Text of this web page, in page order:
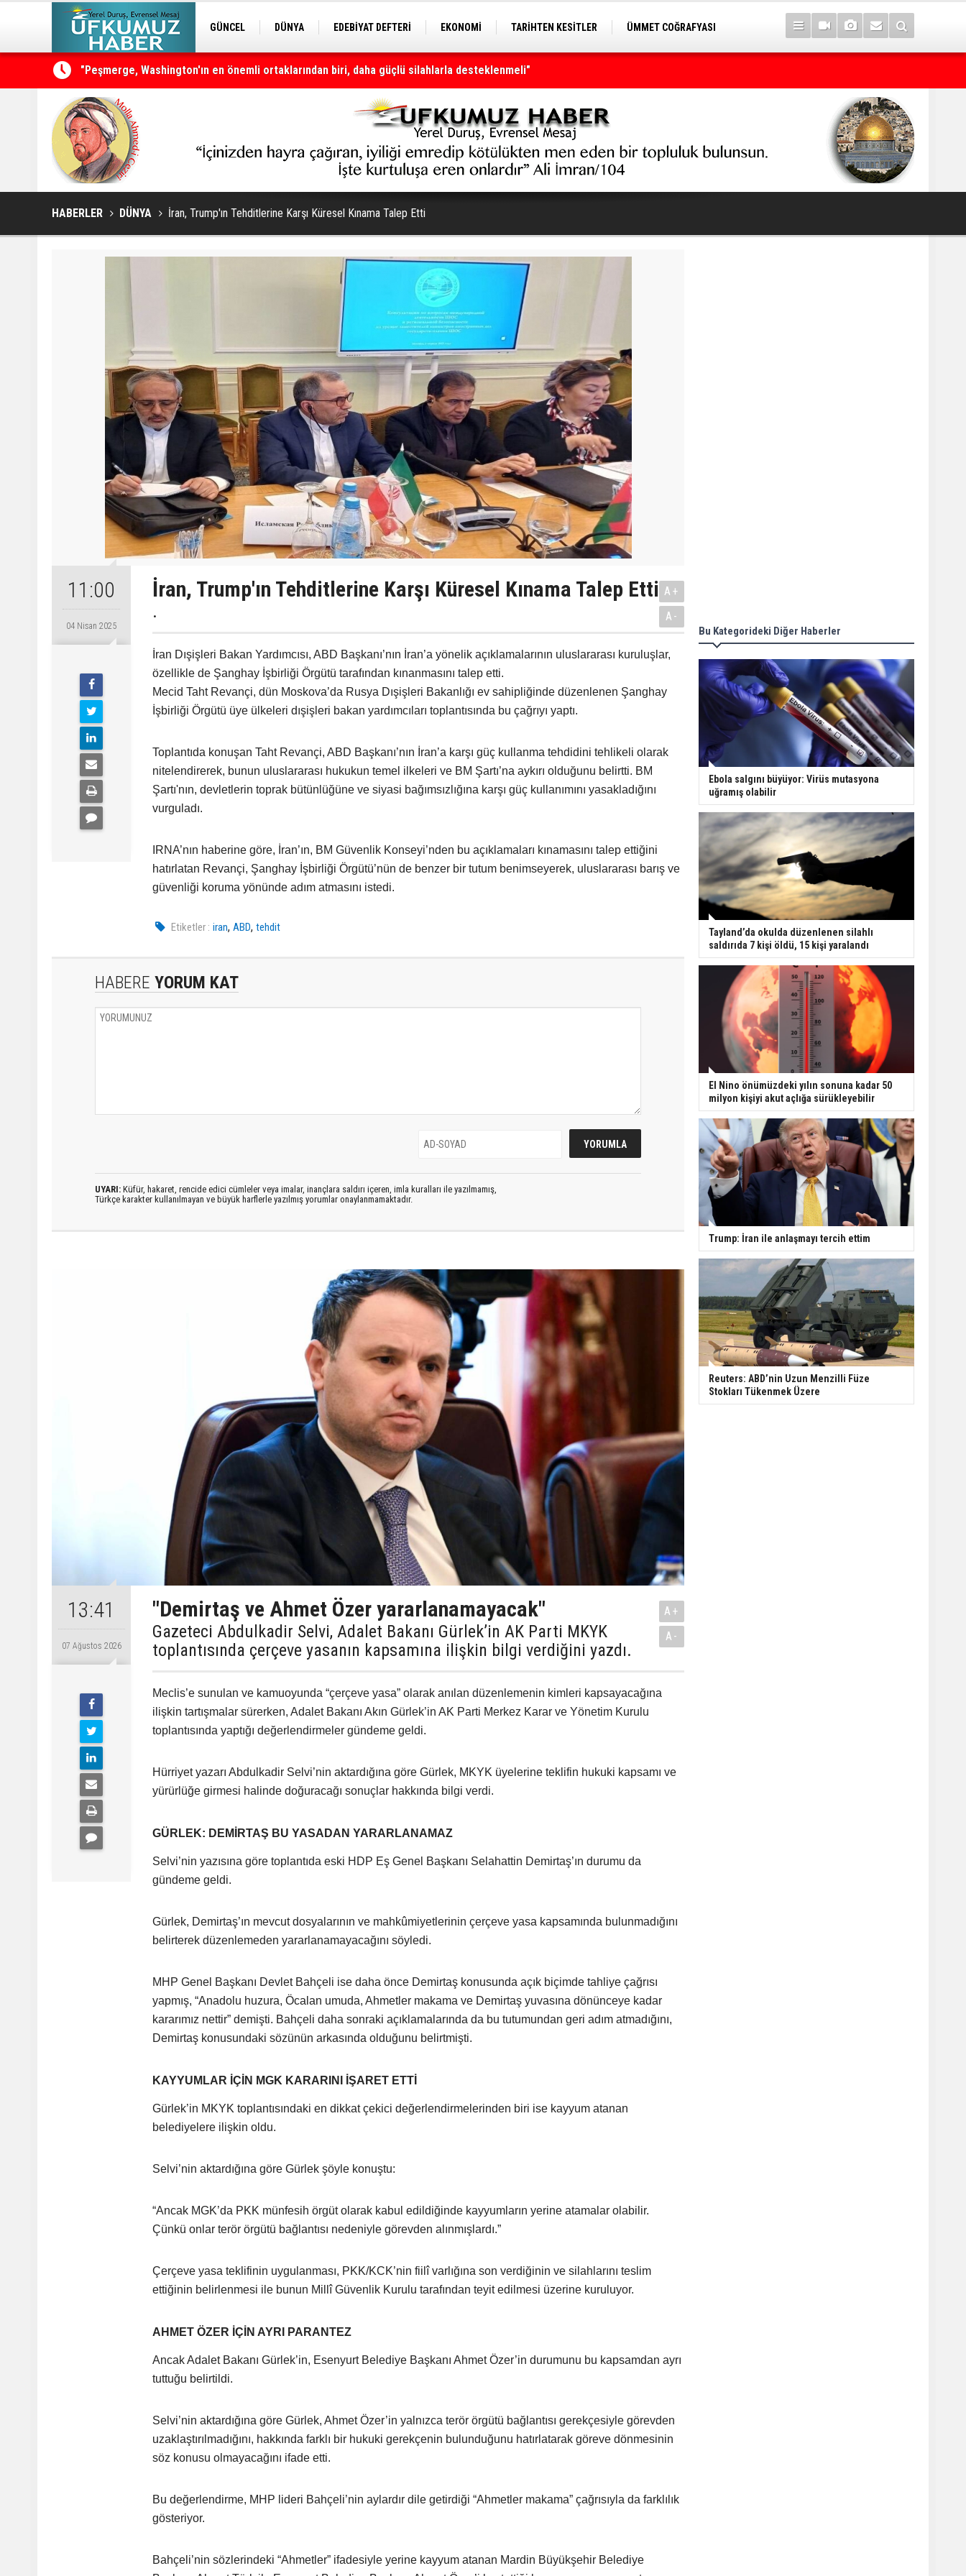
GÜNCEL DÜNYA EDEBİYAT DEFTERİ EKONOMİ TARİHTEN KESİTLER
ÜMMET COĞRAFYASI
Neçirvan Barzani: Kürdistan herkesin ortak vatanı olmaya devam edecek
HABERLER DÜNYA İran, Trump'ın Tehditlerine Karşı Küresel Kınama Talep Etti
11:00
04 Nisan 2025
İran, Trump'ın Tehditlerine Karşı Küresel Kınama Talep Etti
.
A+
A-
İran Dışişleri Bakan Yardımcısı, ABD Başkanı’nın İran’a yönelik açıklamalarının uluslararası kuruluşlar,
özellikle de Şanghay İşbirliği Örgütü tarafından kınanmasını talep etti.
Mecid Taht Revançi, dün Moskova’da Rusya Dışişleri Bakanlığı ev sahipliğinde düzenlenen Şanghay
İşbirliği Örgütü üye ülkeleri dışişleri bakan yardımcıları toplantısında bu çağrıyı yaptı.
Toplantıda konuşan Taht Revançi, ABD Başkanı’nın İran’a karşı güç kullanma tehdidini tehlikeli olarak
nitelendirerek, bunun uluslararası hukukun temel ilkeleri ve BM Şartı’na aykırı olduğunu belirtti. BM
Şartı'nın, devletlerin toprak bütünlüğüne ve siyasi bağımsızlığına karşı güç kullanımını yasakladığını
vurguladı.
IRNA’nın haberine göre, İran’ın, BM Güvenlik Konseyi’nden bu açıklamaları kınamasını talep ettiğini
hatırlatan Revançi, Şanghay İşbirliği Örgütü’nün de benzer bir tutum benimseyerek, uluslararası barış ve
güvenliği koruma yönünde adım atmasını istedi.
Etiketler : iran,ABD,tehdit
HABERE YORUM KAT
UYARI: Küfür, hakaret, rencide edici cümleler veya imalar, inançlara saldırı içeren, imla kuralları ile yazılmamış,
Türkçe karakter kullanılmayan ve büyük harflerle yazılmış yorumlar onaylanmamaktadır.
13:41
07 Ağustos 2026
"Demirtaş ve Ahmet Özer yararlanamayacak"
Gazeteci Abdulkadir Selvi, Adalet Bakanı Gürlek’in AK Parti MKYK
toplantısında çerçeve yasanın kapsamına ilişkin bilgi verdiğini yazdı.
A+
A-
Meclis’e sunulan ve kamuoyunda “çerçeve yasa” olarak anılan düzenlemenin kimleri kapsayacağına
ilişkin tartışmalar sürerken, Adalet Bakanı Akın Gürlek’in AK Parti Merkez Karar ve Yönetim Kurulu
toplantısında yaptığı değerlendirmeler gündeme geldi.
Hürriyet yazarı Abdulkadir Selvi’nin aktardığına göre Gürlek, MKYK üyelerine teklifin hukuki kapsamı ve
yürürlüğe girmesi halinde doğuracağı sonuçlar hakkında bilgi verdi.
GÜRLEK: DEMİRTAŞ BU YASADAN YARARLANAMAZ
Selvi’nin yazısına göre toplantıda eski HDP Eş Genel Başkanı Selahattin Demirtaş’ın durumu da
gündeme geldi.
Gürlek, Demirtaş’ın mevcut dosyalarının ve mahkûmiyetlerinin çerçeve yasa kapsamında bulunmadığını
belirterek düzenlemeden yararlanamayacağını söyledi.
MHP Genel Başkanı Devlet Bahçeli ise daha önce Demirtaş konusunda açık biçimde tahliye çağrısı
yapmış, “Anadolu huzura, Öcalan umuda, Ahmetler makama ve Demirtaş yuvasına dönünceye kadar
kararımız nettir” demişti. Bahçeli daha sonraki açıklamalarında da bu tutumundan geri adım atmadığını,
Demirtaş konusundaki sözünün arkasında olduğunu belirtmişti.
KAYYUMLAR İÇİN MGK KARARINI İŞARET ETTİ
Gürlek’in MKYK toplantısındaki en dikkat çekici değerlendirmelerinden biri ise kayyum atanan
belediyelere ilişkin oldu.
Selvi’nin aktardığına göre Gürlek şöyle konuştu:
“Ancak MGK’da PKK münfesih örgüt olarak kabul edildiğinde kayyumların yerine atamalar olabilir.
Çünkü onlar terör örgütü bağlantısı nedeniyle görevden alınmışlardı.”
Çerçeve yasa teklifinin uygulanması, PKK/KCK’nin fiilî varlığına son verdiğinin ve silahlarını teslim
ettiğinin belirlenmesi ile bunun Millî Güvenlik Kurulu tarafından teyit edilmesi üzerine kuruluyor.
AHMET ÖZER İÇİN AYRI PARANTEZ
Ancak Adalet Bakanı Gürlek’in, Esenyurt Belediye Başkanı Ahmet Özer’in durumunu bu kapsamdan ayrı
tuttuğu belirtildi.
Selvi’nin aktardığına göre Gürlek, Ahmet Özer’in yalnızca terör örgütü bağlantısı gerekçesiyle görevden
uzaklaştırılmadığını, hakkında farklı bir hukuki gerekçenin bulunduğunu hatırlatarak göreve dönmesinin
söz konusu olmayacağını ifade etti.
Bu değerlendirme, MHP lideri Bahçeli’nin aylardır dile getirdiği “Ahmetler makama” çağrısıyla da farklılık
gösteriyor.
Bahçeli’nin sözlerindeki “Ahmetler” ifadesiyle yerine kayyum atanan Mardin Büyükşehir Belediye
Bu Kategorideki Diğer Haberler
Ebola salgını büyüyor: Virüs mutasyona
uğramış olabilir
Tayland’da okulda düzenlenen silahlı
saldırıda 7 kişi öldü, 15 kişi yaralandı
El Nino önümüzdeki yılın sonuna kadar 50
milyon kişiyi akut açlığa sürükleyebilir
Trump: İran ile anlaşmayı tercih ettim
Reuters: ABD’nin Uzun Menzilli Füze
Stokları Tükenmek Üzere